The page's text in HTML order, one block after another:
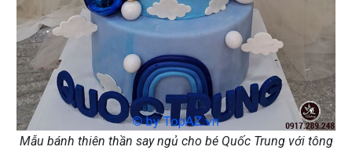
Mẫu bánh thiên thần say ngủ cho bé Quốc Trung với tông